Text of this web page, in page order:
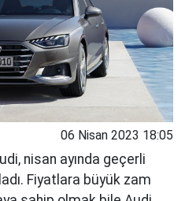
06 Nisan 2023 18:05
nisan ayında geçerli
Fiyatlara büyük zam